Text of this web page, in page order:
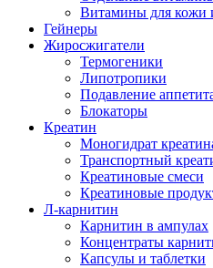
Витамины для кожи
Гейнеры
Жиросжигатели
Термогеники
Липотропики
Подавление
Блокаторы
Креатин
Моногидрат
Транспортный
Креатиновые смеси
Креатиновые
Л-карнитин
Карнитин в ампулах
Концентраты
Капсулы и таблетки